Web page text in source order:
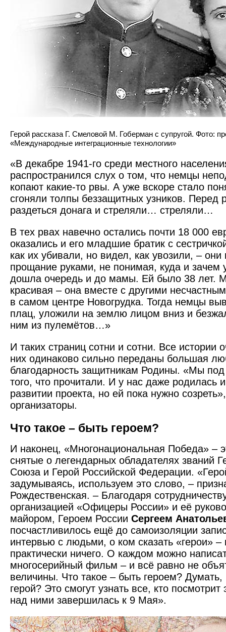
Герой рассказа Г. Смеловой М. Гоберман с супругой. Фото:
«Международные интеграционные технологии»
«В декабре 1941-го среди мест­ного
распространился слух о том, что нем­цы
копают какие-то рвы. А уже вскоре стало
сгоняли толпы беззащитных ­узников. Перед
раздеться донага и стреляли… стреляли…
В тех рвах навечно остались почти 18 000
оказались и его младшие братик с
как их убивали, но видел, как увозили, –
прощание руками, не понимая, куда и
дошла очередь и до мамы. Ей было 38 лет.
красивая – она вместе с другими
в самом центре Новогрудка. Тогда немцы
плац, уложили на землю лицом вниз и
ним из пулемётов…»
И таких страниц сотни и сотни. Все истории
них одинаково сильно переданы большая
благодарность защитникам Родины. «Мы
того, что прочитали. И у нас даже родилась
развитии проекта, но ей пока нужно
организаторы.
Что такое – быть героем?
И наконец, «Многонациональная Победа» –
снятые о легендарных обладателях званий
Союза и Герой Российской Федерации.
задумываясь, используем это слово, –
Рождественская. – Благодаря
организацией «Офицеры России» и её
майором, Героем России Сергеем
посчастливилось ещё до самоизоляции
интервью с людьми, о ком сказать «герои» –
практически ничего. О каждом можно
многосерийный фильм – и всё равно не
величины. Что такое – быть героем? Думать,
герой? Это смогут узнать все, кто
над ними завершилась к 9 Мая».